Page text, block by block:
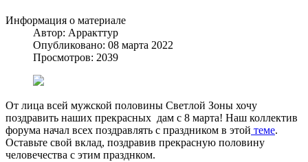
Информация о материале
Автор: Арракттур
Опубликовано: 08 марта 2022
Просмотров: 2039
От лица всей мужской половины Светлой Зоны хочу
поздравить наших прекрасных дам с 8 марта! Наш коллектив
форума начал всех поздравлять с праздником в этой теме.
Оставьте свой вклад, поздравив прекрасную половину
человечества с этим празднком.